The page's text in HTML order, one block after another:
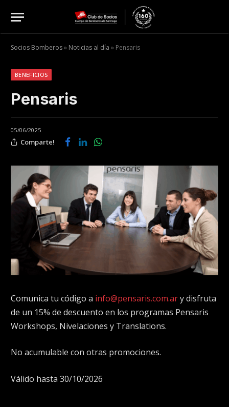
Socios Bomberos» Noticias al día » Pensaris
BENEFICIOS
Pensaris
05/06/2025
Comparte!
Comunica tu código a info@pensaris.com.ary disfruta
de un 15% de descuento en los programas Pensaris
Workshops, Nivelaciones y Translations.
No acumulable con otras promociones.
Válido hasta 30/10/2026